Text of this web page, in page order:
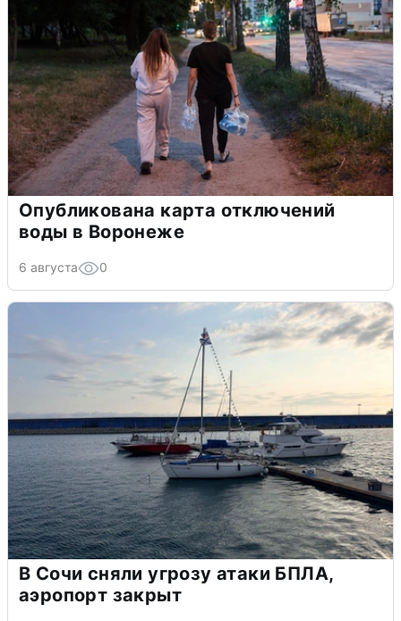
Опубликована карта отключений
воды в Воронеже
6 августа 0
В Сочи сняли угрозу атаки БПЛА,
аэропорт закрыт